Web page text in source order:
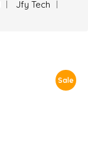
Jfy Tech
Sale